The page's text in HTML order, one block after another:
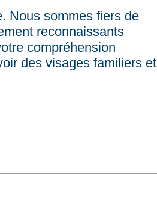
Nous sommes fiers de
reconnaissants
compréhension
des visages familiers et